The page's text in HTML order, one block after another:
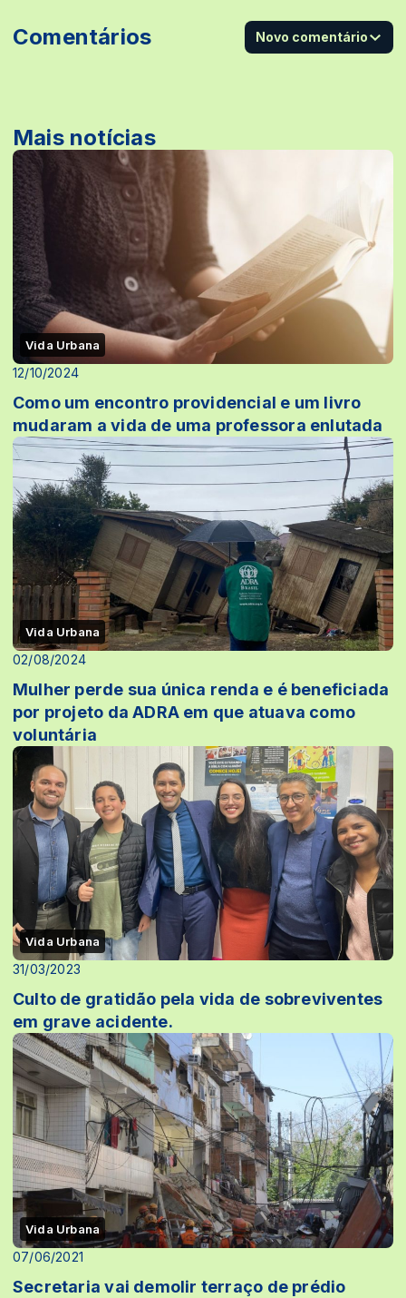
Comentários Novo comentário
Mais notícias
Vida Urbana
12/10/2024
Como um encontro providencial e um livro
mudaram a vida de uma professora enlutada
Vida Urbana
02/08/2024
Mulher perde sua única renda e é beneficiada
por projeto da ADRA em que atuava como
voluntária
Vida Urbana
31/03/2023
Culto de gratidão pela vida de sobreviventes
em grave acidente.
Vida Urbana
07/06/2021
Secretaria vai demolir terraço de prédio